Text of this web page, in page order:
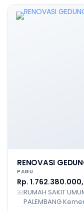
RENOVASI
PAGU
Rp.
RUMAH SAKIT
PALEMBANG